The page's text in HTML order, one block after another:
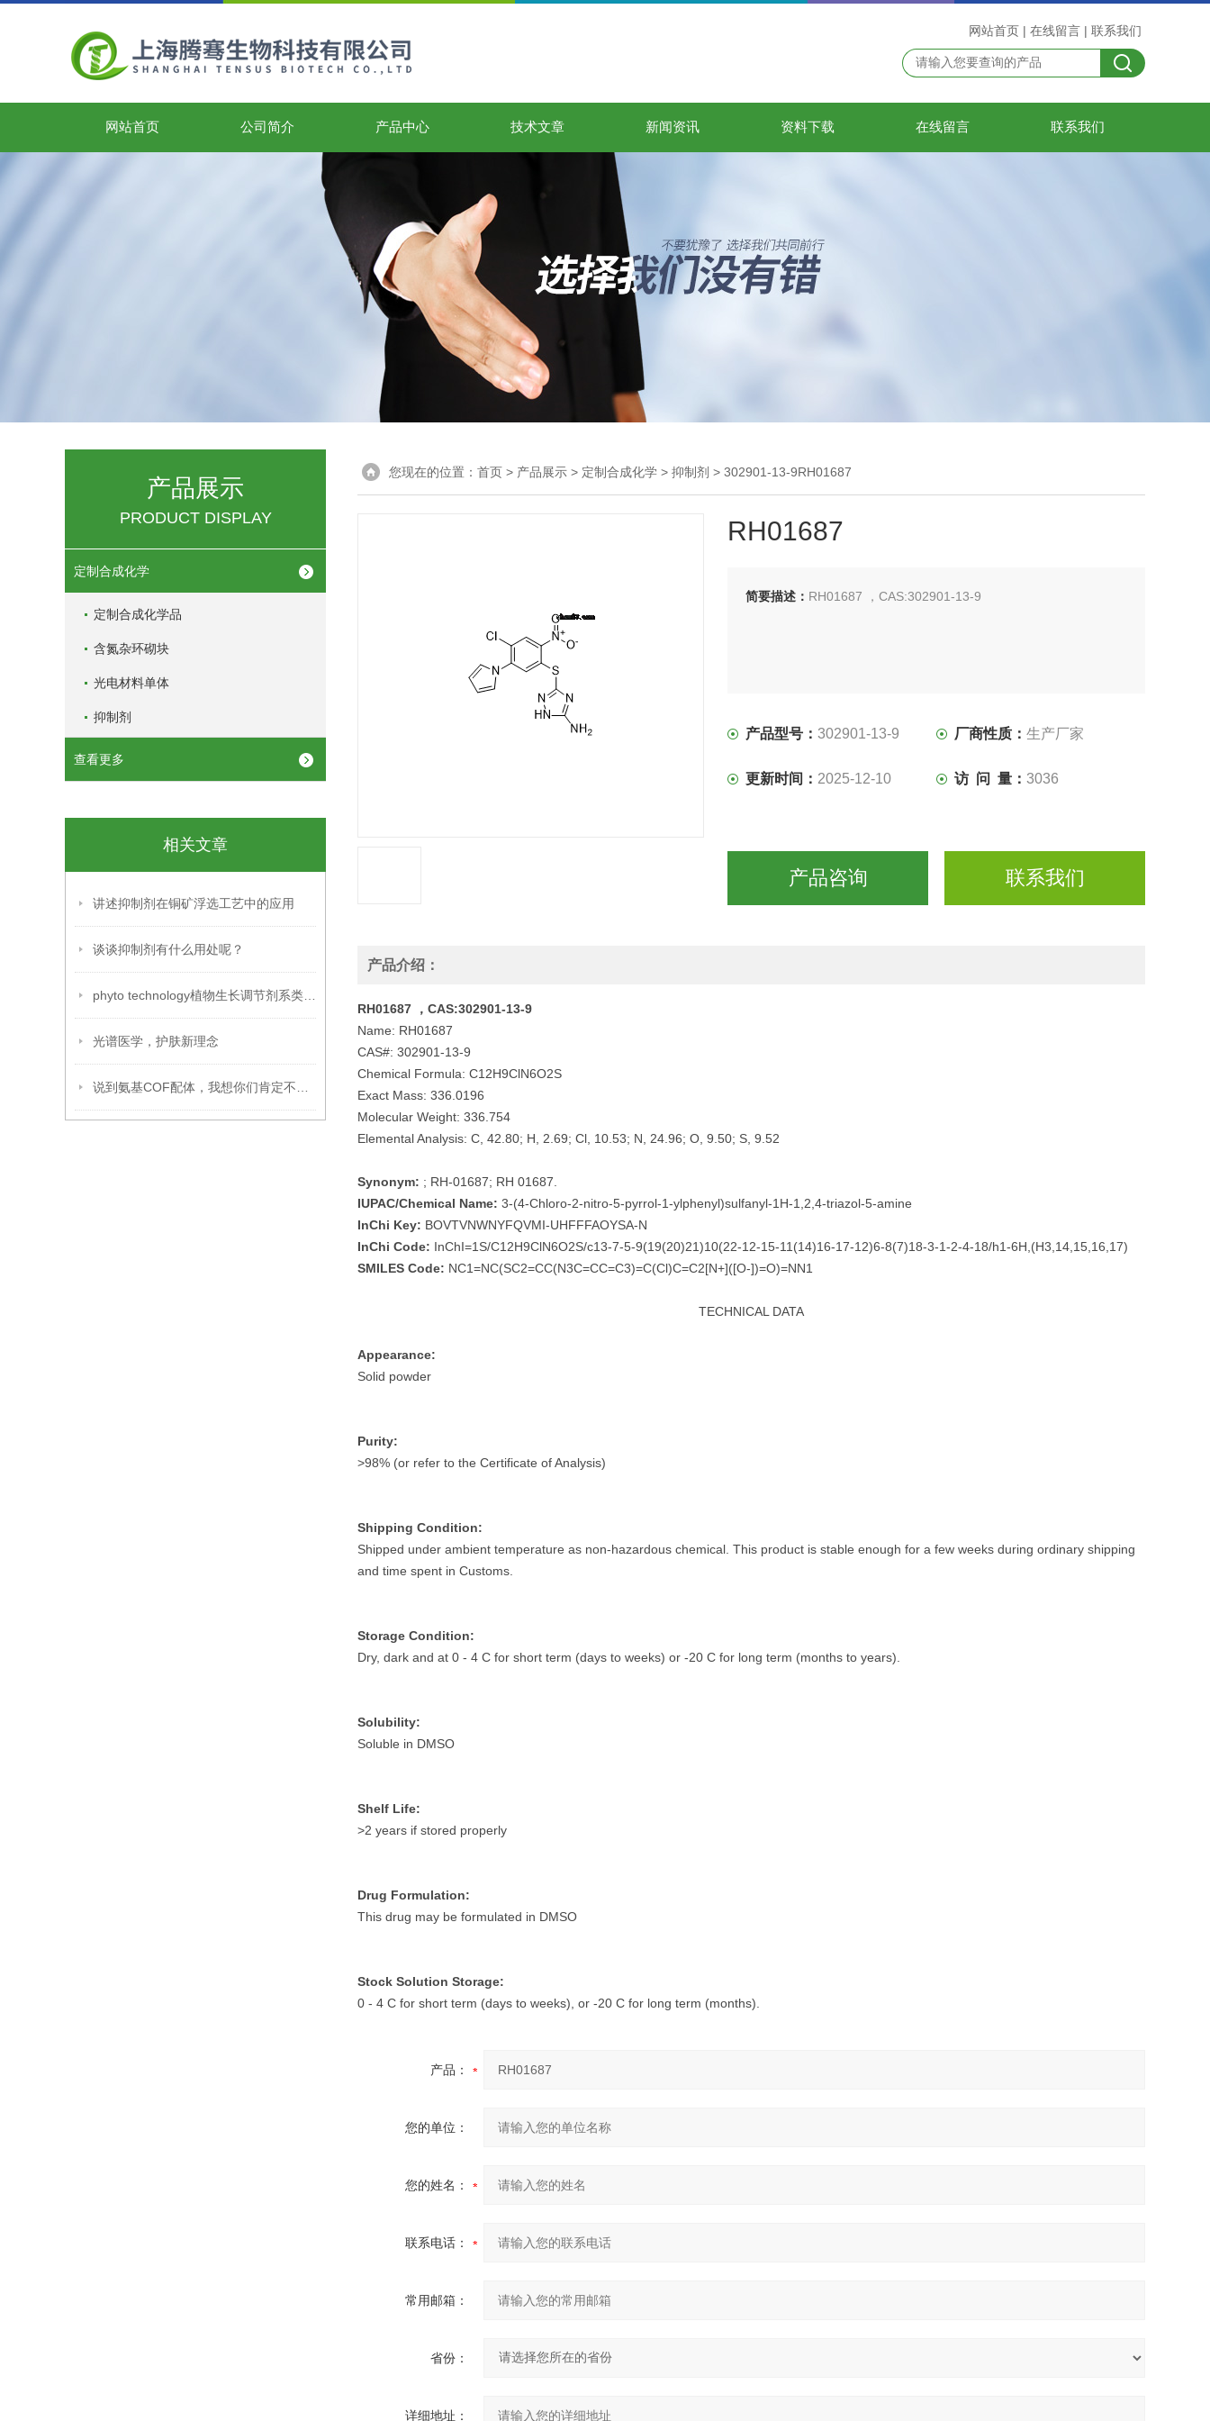
网站首页 | 在线留言 | 联系我们
网站首页 公司简介 产品中心 技术文章 新闻资讯 资料下载 在线留言 联系我们
产品展示
PRODUCT DISPLAY
定制合成化学
定制合成化学品
含氮杂环砌块
光电材料单体
抑制剂
查看更多
相关文章
讲述抑制剂在铜矿浮选工艺中的应用
谈谈抑制剂有什么用处呢？
光谱医学，护肤新理念
您现在的位置： 首页 > 产品展示 > 定制合成化学 > 抑制剂 > 302901-13-9RH01687
RH01687
简要描述： RH01687 ，CAS:302901-13-9
产品型号：302901-13-9 厂商性质：生产厂家
更新时间： 2025-12-10 访 问 量：3036
产品咨询 联系我们
产品介绍：
RH01687 ，CAS:302901-13-9
Name: RH01687
CAS#: 302901-13-9
Chemical Formula: C12H9ClN6O2S
Exact Mass: 336.0196
Molecular Weight: 336.754
Elemental Analysis: C, 42.80; H, 2.69; Cl, 10.53; N, 24.96; O, 9.50; S, 9.52
Synonym: ; RH-01687; RH 01687.
IUPAC/Chemical Name: 3-(4-Chloro-2-nitro-5-pyrrol-1-ylphenyl)sulfanyl-1H-1,2,4-triazol-5-amine
InChi Key: BOVTVNWNYFQVMI-UHFFFAOYSA-N
InChi Code: InChI=1S/C12H9ClN6O2S/c13-7-5-9(19(20)21)10(22-12-15-11(14)16-17-12)6-8(7)18-3-1-2-4-18/h1-6H,(H3,14,15,16,17)
SMILES Code: NC1=NC(SC2=CC(N3C=CC=C3)=C(Cl)C=C2[N+]([O-])=O)=NN1
TECHNICAL DATA
Appearance:
Solid powder
Purity:
>98% (or refer to the Certificate of Analysis)
Shipping Condition:
Shipped under ambient temperature as non-hazardous chemical. This product is stable enough for a few weeks during ordinary shipping
and time spent in Customs.
Storage Condition:
Dry, dark and at 0 - 4 C for short term (days to weeks) or -20 C for long term (months to years).
Solubility:
Soluble in DMSO
Shelf Life:
>2 years if stored properly
Drug Formulation:
This drug may be formulated in DMSO
Stock Solution Storage:
0 - 4 C for short term (days to weeks), or -20 C for long term (months).
产品：
您的单位：
您的姓名：
联系电话：
常用邮箱：
省份：
详细地址：